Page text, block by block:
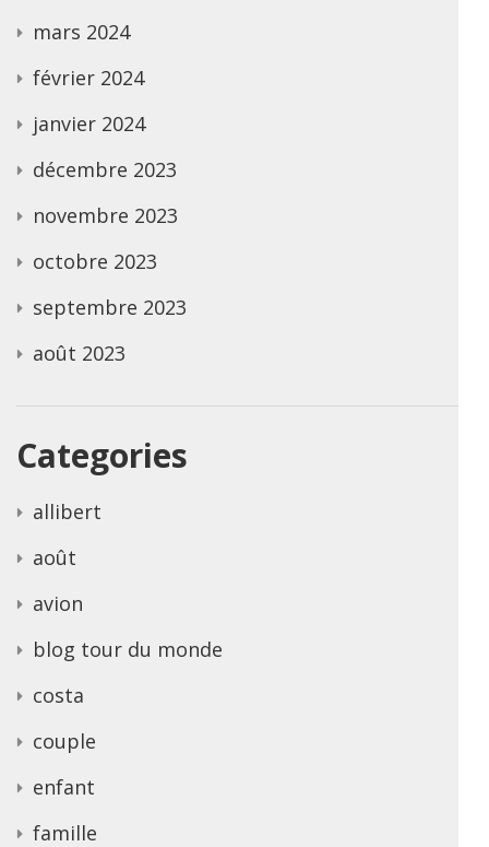
mars 2024
février 2024
janvier 2024
décembre 2023
novembre 2023
octobre 2023
septembre 2023
août 2023
Categories
allibert
août
avion
blog tour du monde
costa
couple
enfant
famille